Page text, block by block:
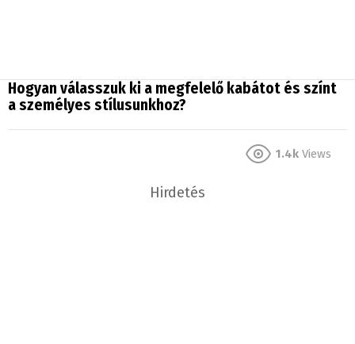
Hogyan válasszuk ki a megfelelő kabátot és színt
a személyes stílusunkhoz?
1.4k Views
Hirdetés